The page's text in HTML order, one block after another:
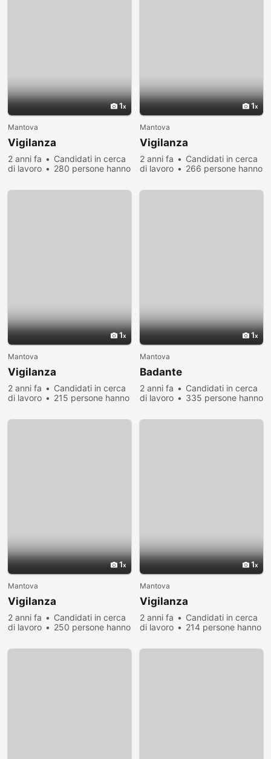
1
Mantova
Vigilanza
2 anni fa
Candidati in cerca
di lavoro
280 persone hanno
1
Mantova
Vigilanza
2 anni fa
Candidati in cerca
di lavoro
266 persone hanno
1
Mantova
Vigilanza
2 anni fa
Candidati in cerca
di lavoro
215 persone hanno
1
Mantova
Badante
2 anni fa
Candidati in cerca
di lavoro
335 persone hanno
1
Mantova
Vigilanza
2 anni fa
Candidati in cerca
di lavoro
250 persone hanno
1
Mantova
Vigilanza
2 anni fa
Candidati in cerca
di lavoro
214 persone hanno